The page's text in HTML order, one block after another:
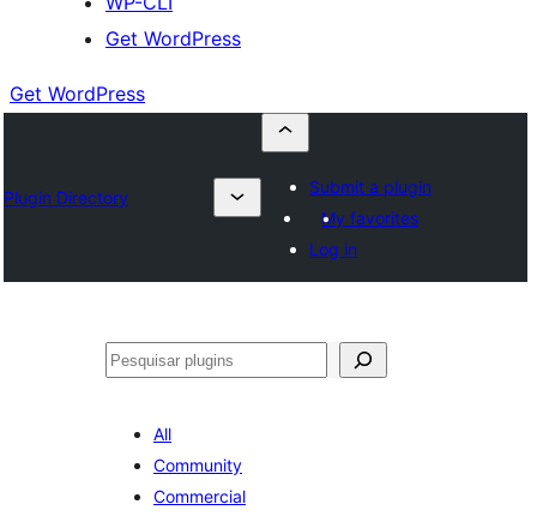
Get WordPress
Get WordPress
Plugin Directory
Submit a plugin
My favorites
Log in
Pesquisar
All
Community
Commercial